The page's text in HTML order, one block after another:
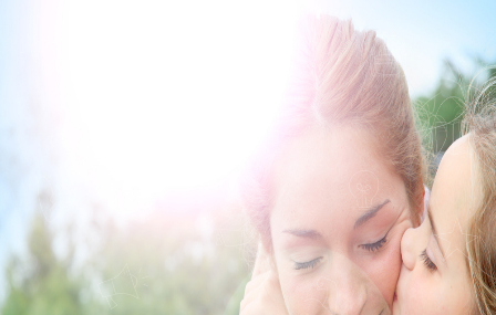
EEN MOEDERDAG
CADEAU VOOR
MIJN
STIEFMOEDER